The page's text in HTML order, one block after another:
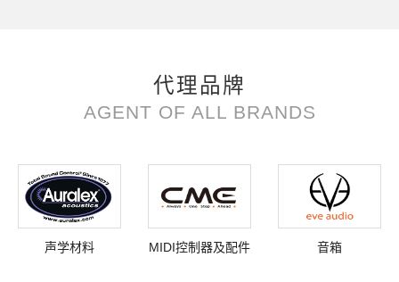
代理品牌
AGENT OF ALL BRANDS
声学材料 MIDI控制器及配件 音箱